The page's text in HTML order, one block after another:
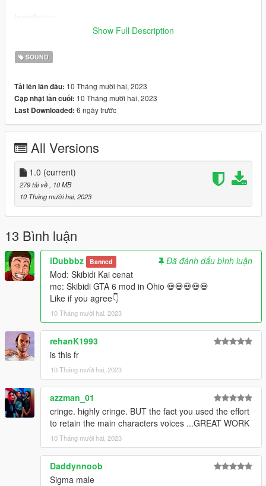
replace the file using OpenIV
V\mods\x64\audio\sfx\CUTSCENE_MASTERED_ONLY.rpf\famil
y_1_int_seq_mastered_only.awc
needed:
https://openiv.com
Credits:
Source of Voicelines: https://www.youtube.com/watch?
v=PGy7sxTDtGc?t=3147
Show Full Description
SOUND
Tải lên lần đầu: 10 Tháng mười hai, 2023
Cập nhật lần cuối: 10 Tháng mười hai, 2023
Last Downloaded: 6 ngày trước
All Versions
1.0 (current)
279 tải về
, 10 MB
10 Tháng mười hai, 2023
13 Bình luận
iDubbbz Banned
Đã đánh dấu bình luận
Mod: Skibidi Kai cenat
me: Skibidi GTA 6 mod in Ohio 💀💀💀💀💀
Like if you agree👇
10 Tháng mười hai, 2023
rehanK1993
is this fr
10 Tháng mười hai, 2023
azzman_01
cringe. highly cringe. BUT the fact you used the effort
to retain the main characters voices ...GREAT WORK
10 Tháng mười hai, 2023
Daddynnoob
Sigma male